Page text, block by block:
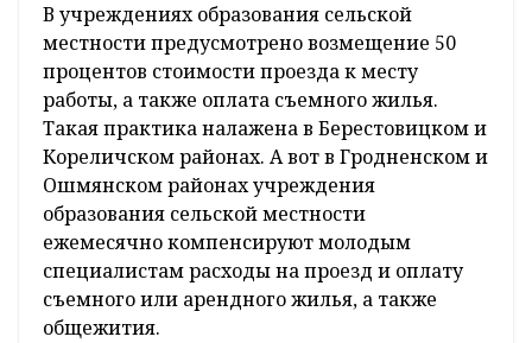
В учреждениях образования сельской
местности предусмотрено возмещение 50
процентов стоимости проезда к месту
работы, а также оплата съемного жилья.
Такая практика налажена в Берестовицком и
Кореличском районах. А вот в Гродненском и
Ошмянском районах учреждения
образования сельской местности
ежемесячно компенсируют молодым
специалистам расходы на проезд и оплату
съемного или арендного жилья, а также
общежития.